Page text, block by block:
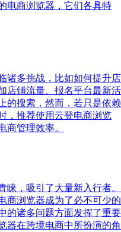
电商浏览器，它们各具特
诸多挑战，比如如何提升店
店铺流量、报名平台最新活
的搜索，然而，若只是依赖
，推荐使用云登电商浏览
商管理效率。
睐，吸引了大量新入行者。
商浏览器成为了必不可少的
的诸多问题方面发挥了重要
器在跨境电商中所扮演的角